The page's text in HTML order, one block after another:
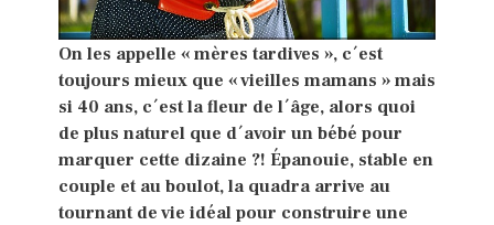
On les appelle « mères tardives », c´est
toujours mieux que « vieilles mamans » mais
si 40 ans, c´est la fleur de l´âge, alors quoi
de plus naturel que d´avoir un bébé pour
marquer cette dizaine ?! Épanouie, stable en
couple et au boulot, la quadra arrive au
tournant de vie idéal pour construire une